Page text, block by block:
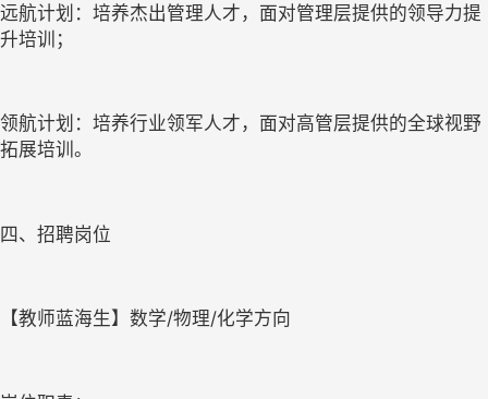
远航计划：培养杰出管理人才，面对管理层提供的领导力提
升培训；
领航计划：培养行业领军人才，面对高管层提供的全球视野
拓展培训。
四、招聘岗位
【教师蓝海生】数学/物理/化学方向